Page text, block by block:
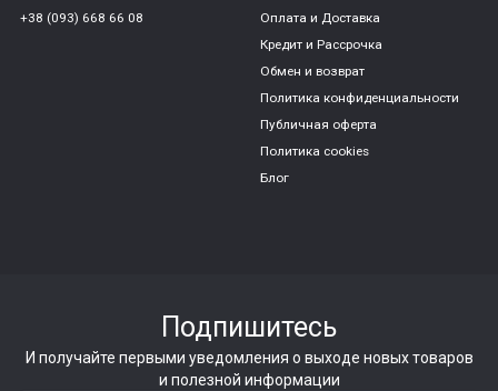
+38 (093) 668 66 08
Оплата и Доставка
Кредит и Рассрочка
Обмен и возврат
Политика конфиденциальности
Публичная оферта
Политика cookies
Блог
Подпишитесь
И получайте первыми уведомления о выходе новых товаров
и полезной информации